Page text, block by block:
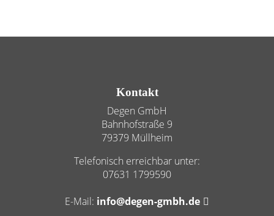
Kontakt
Degen GmbH
Bahnhofstraße 9
79379 Müllheim
Telefonisch erreichbar unter:
07631 1799590
E-Mail: info@degen-gmbh.de